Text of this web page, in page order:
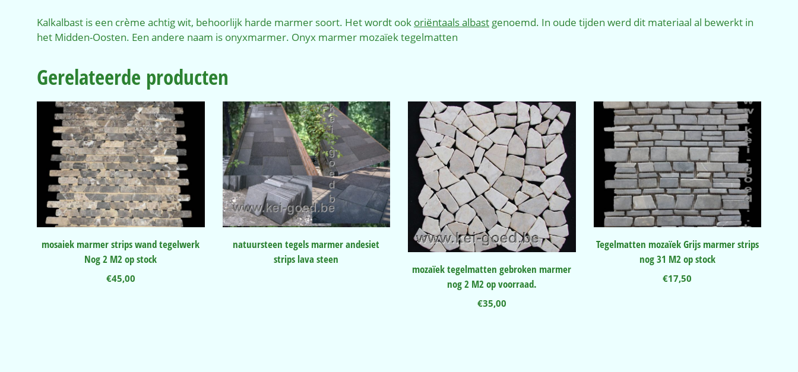
Kalkalbast is een crème achtig wit, behoorlijk harde marmer soort. Het wordt ook oriëntaals albast genoemd. In oude tijden werd dit materiaal al bewerkt in
het Midden-Oosten. Een andere naam is onyxmarmer. Onyx marmer mozaïek tegelmatten
Gerelateerde producten
mosaiek marmer strips wand tegelwerk
Nog 2 M2 op stock
€45,00
natuursteen tegels marmer andesiet
strips lava steen
mozaïek tegelmatten gebroken marmer
nog 2 M2 op voorraad.
€35,00
Tegelmatten mozaïek Grijs marmer strips
nog 31 M2 op stock
€17,50